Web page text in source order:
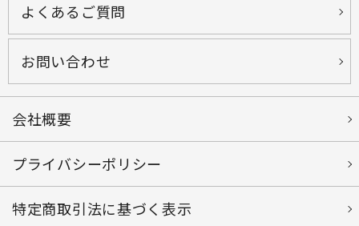
よくあるご質問
お問い合わせ
会社概要
プライバシーポリシー
特定商取引法に基づく表示